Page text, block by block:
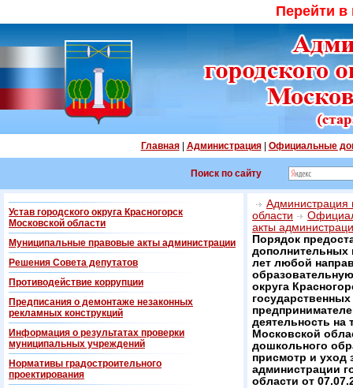
Перейти
Главная| Администрация| Официальные
Поиск по сайту
Устав городского округа Красногорск
Московской области
Муниципальные правовые акты администрации
Решения Совета депутатов
Противодействие коррупции
Предписания о демонтаже незаконных
рекламных конструкций
Информация о результатах проверки
муниципальных учреждений
Нормативы градостроительного
проектирования
Администрация
области
акты
Порядок
дополнительных
лет любой
округа
деятельность на
Московской
дошкольного
присмотр и уход
администрации
области от